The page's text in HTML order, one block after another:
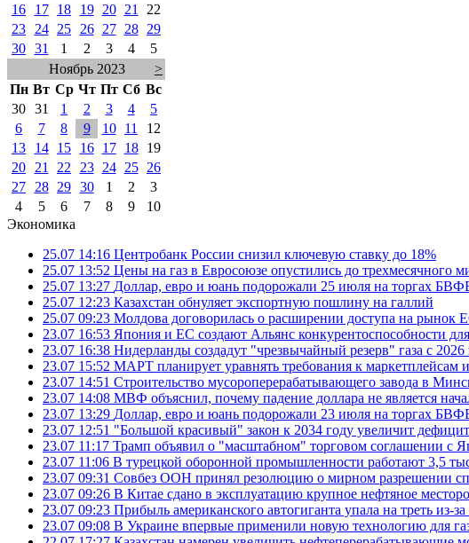
16
17 18 19 20 21
22
23
24 25 26 27 28
29
30 31 1 2 3 4
5
Ноябрь 2023
>
Пн Вт Ср Чт Пт Сб Вс
30 31 1 2 3 4
5
6
7 8 9 10 11
12
13
14 15 16 17 18
19
20
21 22 23 24 25
26
27
28 29 30 1 2
3
4
5 6 7 8 9
10
Экономика
25.07 14:16 Центробанк России снизил ключевую ставку до 18%
25.07 13:52 Цены на газ в Евросоюзе опустились до трехмесячного
25.07 13:27 Доллар, евро и юань подорожали 25 июля на торгах
25.07 12:23 Казахстан обнуляет экспортную пошлину на галлий
25.07 09:23 Молдова договорилась о расширении доступа на рынок
23.07 16:53 Япония и ЕС создают Альянс конкурентоспособности
23.07 16:38 Нидерланды создадут "чрезвычайный резерв" газа с 2026
23.07 15:52 МАРТ планирует уравнять требования к маркетплейсам
23.07 14:51 Строительство мусороперерабатывающего завода в
23.07 14:08 МВФ объяснил, почему падение доллара не является
23.07 13:29 Доллар, евро и юань подорожали 23 июля на торгах
23.07 12:51 "Большой красивый" закон к 2034 году увеличит
23.07 11:17 Трамп объявил о "масштабном" торговом соглашении с
23.07 11:06 В турецкой оборонной промышленности работают 3,5
23.07 09:31 Совбез ООН принял резолюцию о мирном разрешении
23.07 09:26 В Китае сдано в эксплуатацию крупное нефтяное
23.07 09:23 Прибыль американского автогиганта упала на треть из-
23.07 09:08 В Украине впервые применили новую технологию для